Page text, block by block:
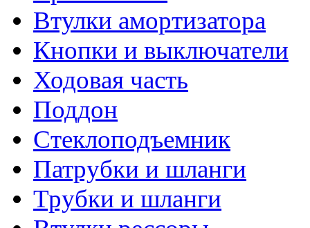
Втулки амортизатора
Кнопки и выключатели
Ходовая часть
Поддон
Стеклоподъемник
Патрубки и шланги
Трубки и шланги